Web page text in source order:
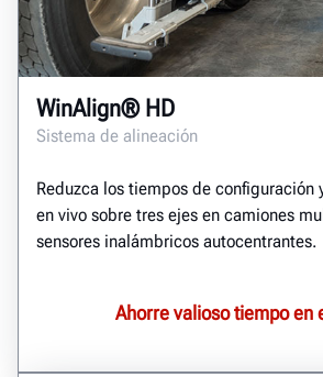
WinAlign® HD
Sistema de alineación
Reduzca los tiempos de configuración
en vivo sobre tres ejes en camiones
sensores inalámbricos autocentrantes.
Ahorre valioso tiempo en